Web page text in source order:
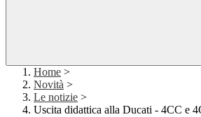
Home >
Novità >
Le notizie >
Uscita didattica alla Ducati - 4CC e